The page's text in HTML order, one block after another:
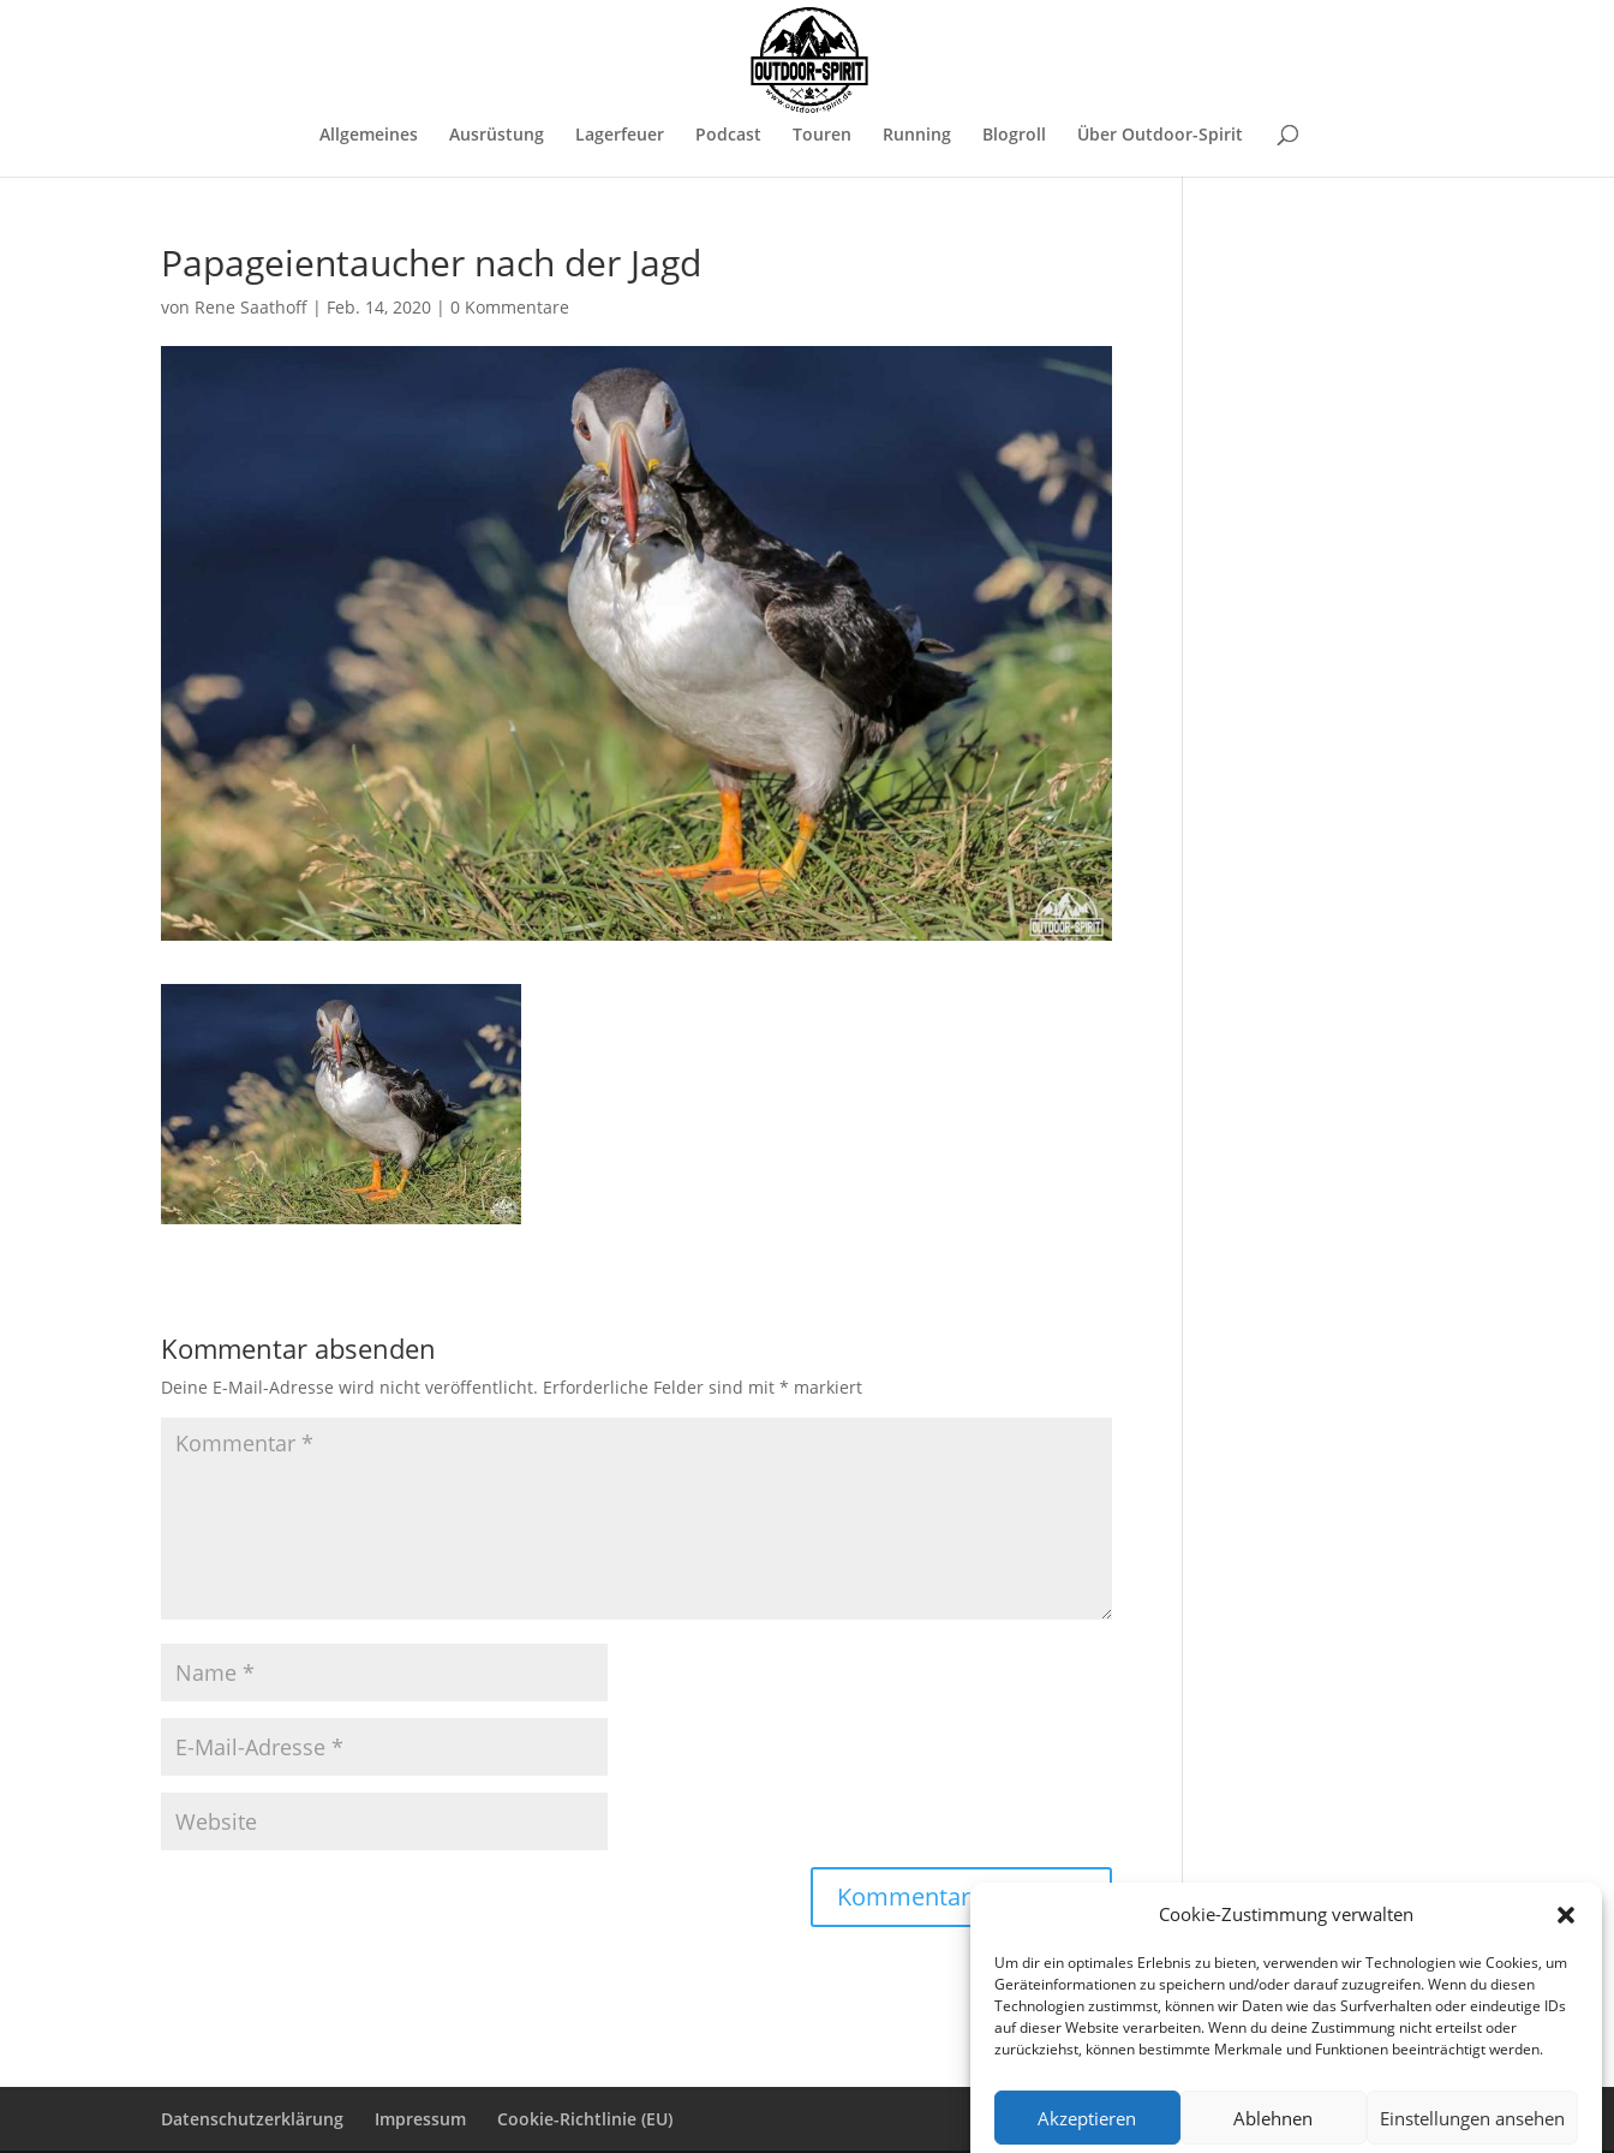
Cookie-Zustimmung verwalten
Um dir ein optimales Erlebnis zu bieten, verwenden wir Technologien wie Cookies, um
Geräteinformationen zu speichern und/oder darauf zuzugreifen. Wenn du diesen
Technologien zustimmst, können wir Daten wie das Surfverhalten oder eindeutige IDs
auf dieser Website verarbeiten. Wenn du deine Zustimmung nicht erteilst oder
zurückziehst, können bestimmte Merkmale und Funktionen beeinträchtigt werden.
Akzeptieren Ablehnen Einstellungen ansehen
Allgemeines Ausrüstung Lagerfeuer Podcast Touren Running Blogroll Über Outdoor-Spirit
Papageientaucher nach der Jagd
von Rene Saathoff | Feb. 14, 2020 |0 Kommentare
Kommentar absenden
Deine E-Mail-Adresse wird nicht veröffentlicht. Erforderliche Felder sind mit* markiert
Datenschutzerklärung Impressum Cookie-Richtlinie (EU)